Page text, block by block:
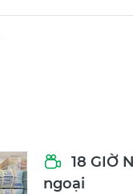
18 GIỜ
ngoại